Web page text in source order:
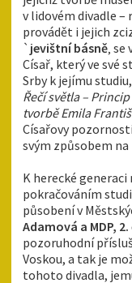
v lidovém divadle
provádět i jejich
` jevištní básně‚
Císař, který ve své
Srby k jejímu
Řečí světla –
tvorbě Emila
Císařovy
svým způsobem
K herecké generaci
pokračováním
působení v
Adamová a MDP,
pozoruhodní
Voskou, a tak je
tohoto divadla,